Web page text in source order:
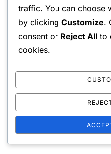
Carlos
traffic. You can choose
by clicking Customize.
consent or Reject All to
cookies.